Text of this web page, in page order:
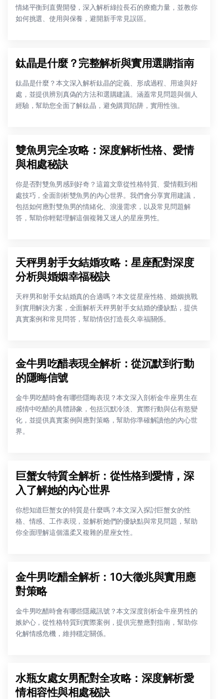
情緒平衡到直覺開發，深入解析綠拉長石的療癒力量，並教你
如何挑選、使用與保養，避開新手常見誤區。
鈦晶是什麼？完整解析與實用選購指南
鈦晶是什麼？本文深入解析鈦晶的定義、形成過程、用途與好
處，並提供辨別真偽的方法和選購建議。涵蓋常見問題與個人
經驗，幫助您全面了解鈦晶，避免購買陷阱，實用性強。
雙魚男完全攻略：深度解析性格、愛情
與相處秘訣
你是否對雙魚男感到好奇？這篇文章從性格特質、愛情觀到相
處技巧，全面剖析雙魚男的內心世界。我們會分享實用建議，
包括如何應對雙魚男的情緒化、浪漫需求，以及常見問題解
答，幫助你輕鬆理解這個複雜又迷人的星座男性。
天秤男射手女結婚攻略：星座配對深度
分析與婚姻幸福秘訣
天秤男和射手女結婚真的合適嗎？本文從星座性格、婚姻挑戰
到實用解決方案，全面解析天秤男射手女結婚的優缺點，提供
真實案例和常見問答，幫助情侶打造長久幸福關係。
金牛男吃醋表現全解析：從沉默到行動
的隱晦信號
金牛男吃醋時會有哪些隱晦表現？本文深入剖析金牛座男生在
感情中吃醋的具體跡象，包括沉默冷淡、實際行動與佔有慾變
化，並提供真實案例與應對策略，幫助你準確解讀他的內心世
界。
巨蟹女特質全解析：從性格到愛情，深
入了解她的內心世界
你想知道巨蟹女的特質是什麼嗎？本文深入探討巨蟹女的性
格、情感、工作表現，並解析她們的優缺點與常見問題，幫助
你全面理解這個溫柔又複雜的星座女性。
金牛男吃醋全解析：10大徵兆與實用應
對策略
金牛男吃醋時會有哪些隱藏訊號？本文深度剖析金牛座男性的
嫉妒心，從性格特質到實際案例，提供完整應對指南，幫助你
化解情感危機，維持穩定關係。
水瓶女處女男配對全攻略：深度解析愛
情相容性與相處秘訣